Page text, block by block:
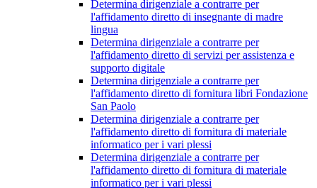
Determina dirigenziale a contrarre per
l'affidamento diretto di insegnante di madre
lingua
Determina dirigenziale a contrarre per
l'affidamento diretto di servizi per assistenza e
supporto digitale
Determina dirigenziale a contrarre per
l'affidamento diretto di fornitura libri Fondazione
San Paolo
Determina dirigenziale a contrarre per
l'affidamento diretto di fornitura di materiale
informatico per i vari plessi
Determina dirigenziale a contrarre per
l'affidamento diretto di fornitura di materiale
informatico per i vari plessi